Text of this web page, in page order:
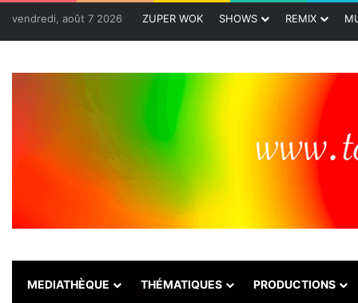
vendredi, août 7 2026 ZUPER WOK SHOWS REMIX
MEDIATHÈQUE THÉMATIQUES PRODUCTIONS